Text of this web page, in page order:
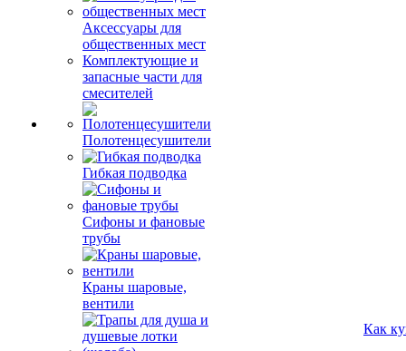
Аксессуары для
общественных мест
Комплектующие и
запасные части для
смесителей
Полотенцесушители
Гибкая подводка
Сифоны и фановые
трубы
Краны шаровые,
вентили
Как